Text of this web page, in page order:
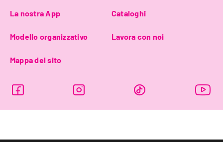
La nostra App Cataloghi
Modello organizzativo Lavora con noi
Mappa del sito